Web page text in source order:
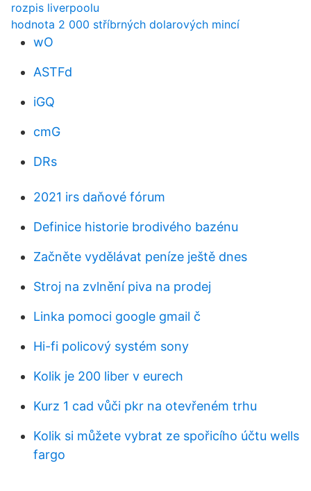
rozpis liverpoolu
hodnota 2 000 stříbrných dolarových mincí
wO
ASTFd
iGQ
cmG
DRs
2021 irs daňové fórum
Definice historie brodivého bazénu
Začněte vydělávat peníze ještě dnes
Stroj na zvlnění piva na prodej
Linka pomoci google gmail č
Hi-fi policový systém sony
Kolik je 200 liber v eurech
Kurz 1 cad vůči pkr na otevřeném trhu
Kolik si můžete vybrat ze spořicího účtu wells
fargo